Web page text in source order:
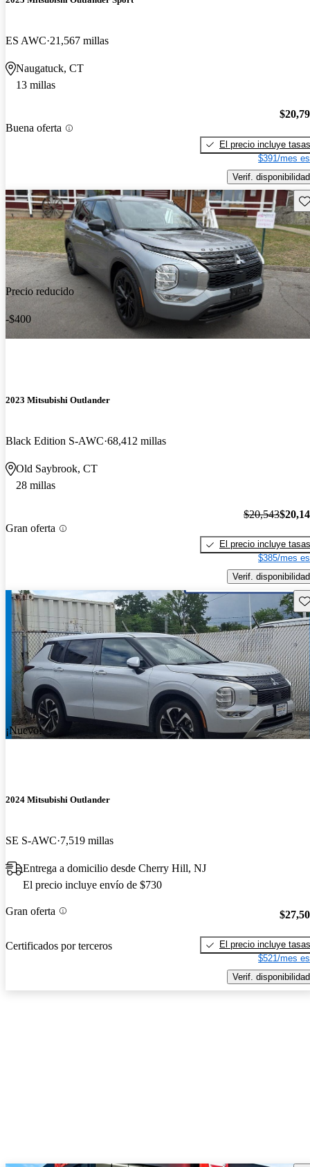
ES AWC 21,567 millas
Naugatuck, CT
13 millas
Buena oferta
El precio incluye tasas
$391/mes
Verif. disponibilidad
Precio reducido
-$400
2023 Mitsubishi Outlander
Black Edition S-AWC 68,412 millas
Old Saybrook, CT
28 millas
Gran oferta
$20,543
El precio incluye tasas
$385/mes
Verif. disponibilidad
¡Nuevo!
2024 Mitsubishi Outlander
SE S-AWC 7,519 millas
Entrega a domicilio desde Cherry Hill, NJ
El precio incluye envío de $730
Gran oferta
Certificados por terceros
El precio incluye tasas
$521/mes
Verif. disponibilidad